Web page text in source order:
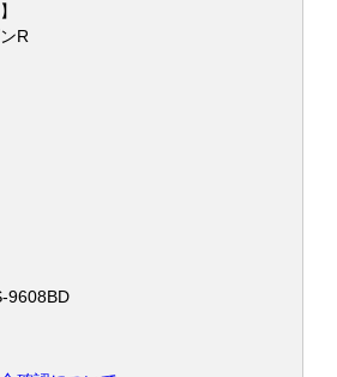
R
9608BD